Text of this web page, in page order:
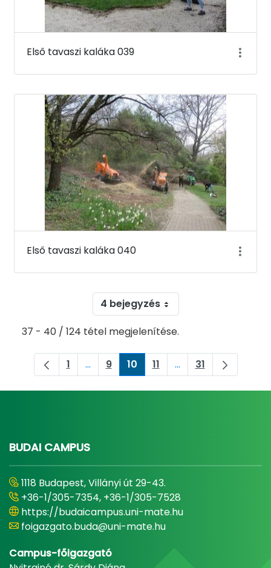
Első tavaszi kaláka 039
Első tavaszi kaláka 040
4 bejegyzés
37 - 40 / 124 tétel megjelenítése.
Oldal
1 ...Köztes oldalak Navigáljon a TAB
Oldal
9 Oldal
10 Oldal
11 ...Köztes oldalak
Oldal
31
BUDAI CAMPUS
1118 Budapest, Villányi út 29-43.
+36-1/305-7354, +36-1/305-7528
https://budaicampus.uni-mate.hu
foigazgato.buda@uni-mate.hu
Campus-főigazgató